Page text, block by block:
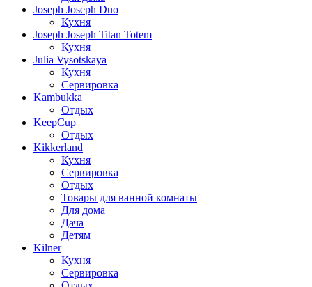
Joseph Joseph Duo
Кухня
Joseph Joseph Titan Totem
Кухня
Julia Vysotskaya
Кухня
Сервировка
Kambukka
Отдых
KeepCup
Отдых
Kikkerland
Кухня
Сервировка
Отдых
Товары для ванной комнаты
Для дома
Дача
Детям
Kilner
Кухня
Сервировка